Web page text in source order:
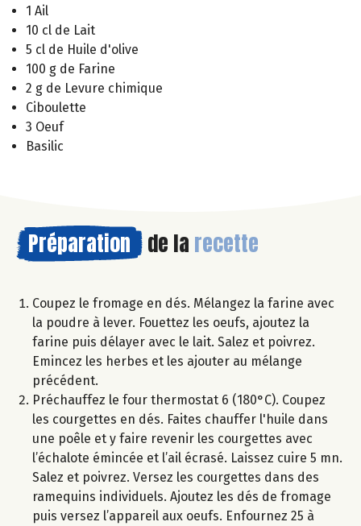
1 Ail
10 cl de Lait
5 cl de Huile d'olive
100 g de Farine
2 g de Levure chimique
Ciboulette
3 Oeuf
Basilic
Préparation de la recette
Coupez le fromage en dés. Mélangez la farine avec
la poudre à lever. Fouettez les oeufs, ajoutez la
farine puis délayer avec le lait. Salez et poivrez.
Emincez les herbes et les ajouter au mélange
précédent.
Préchauffez le four thermostat 6 (180°C). Coupez
les courgettes en dés. Faites chauffer l'huile dans
une poêle et y faire revenir les courgettes avec
l’échalote émincée et l’ail écrasé. Laissez cuire 5 mn.
Salez et poivrez. Versez les courgettes dans des
ramequins individuels. Ajoutez les dés de fromage
puis versez l’appareil aux oeufs. Enfournez 25 à